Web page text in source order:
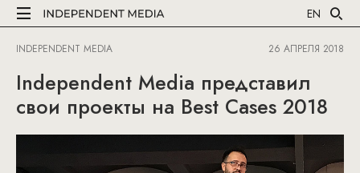
EN
INDEPENDENT MEDIA 26 АПРЕЛЯ 2018
Independent Media представил
свои проекты на Best Cases 2018